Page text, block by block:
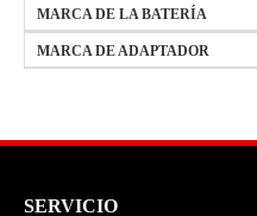
W0Y6W
precio45 € -59,99 € (Más)
precio60 € -74,99 € (Más)
todos bateria 2400mAh 3.7V
todos bateria 2500mAh 3.8V
Preguntas frecuentes
Política de devolución
MARCA DE LA BATERÍA
APPLE
MARCA DE ADAPTADOR
SERVICIO